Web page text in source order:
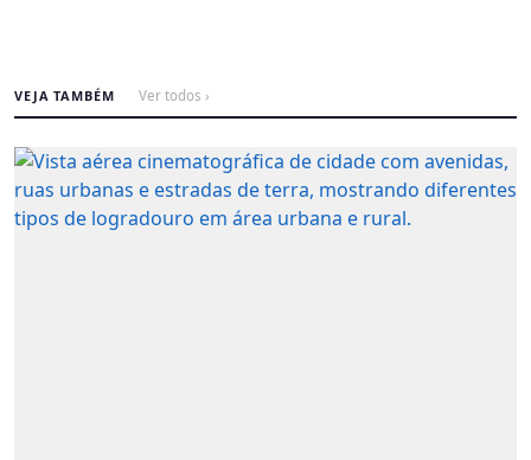
VEJA TAMBÉM Ver todos ›